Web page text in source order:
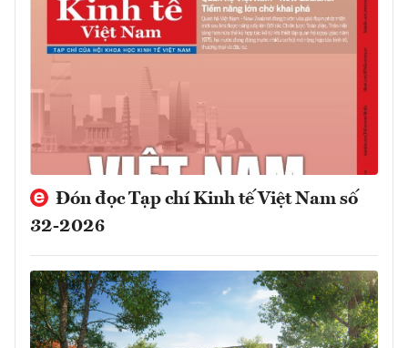
Đón đọc Tạp chí Kinh tế Việt Nam số
32-2026